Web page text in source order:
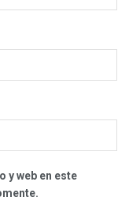
y web en este